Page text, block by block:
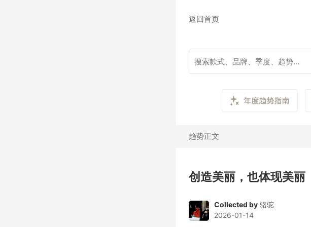
返回首页
趋势正文
创造美丽，也体现美丽
Collected by 骆驼
2026-01-14